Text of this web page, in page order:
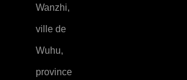
Wanzhi,
ville de
Wuhu,
province